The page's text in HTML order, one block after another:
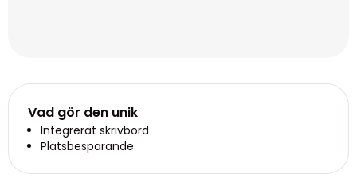
Vad gör den unik
Integrerat skrivbord
Platsbesparande